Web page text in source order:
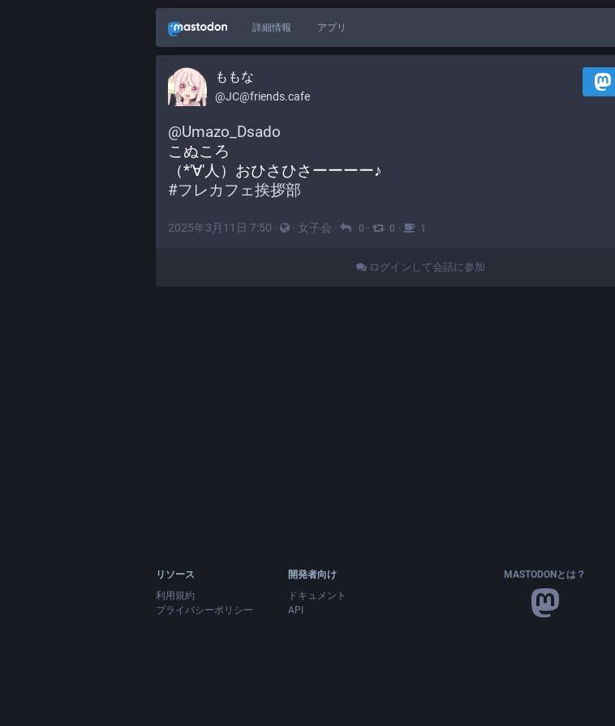
詳細情報 アプリ
ももな
@JC@friends.cafe
@Umazo_Dsado
こぬころ
（*'∀'人）おひさひさーーーー♪
#フレカフェ挨拶部
2025年3月11日 7:50 · · 女子会 · 0 · 0 · 1
ログインして会話に参加
リソース
利用規約
プライバシーポリシー
開発者向け
ドキュメント
API
MASTODONとは？